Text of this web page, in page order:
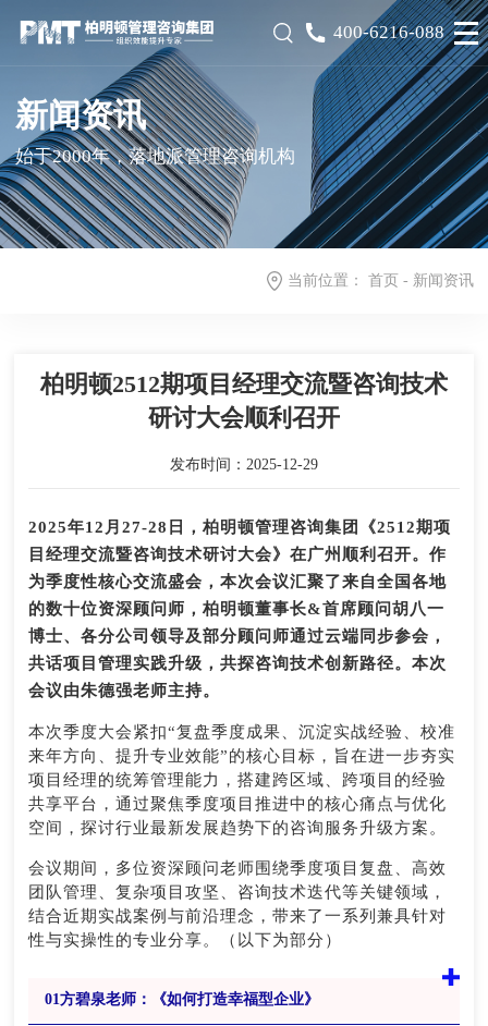
400-6216-088
新闻资讯
始于2000年，落地派管理咨询机构
当前位置： 首页- 新闻资讯
柏明顿2512期项目经理交流暨咨询技术
研讨大会顺利召开
发布时间：2025-12-29
2025年12月27-28日，柏明顿管理咨询集团
《2512期项
目经理交流暨咨询技术研讨大会》在广州顺利召开。作
为季度性核心交流盛会，本次会议汇聚了来自全国各地
的数十位资深顾问师，柏明顿董事长&首席顾问胡八一
博士、各分公司领导及部分顾问师通过云端同步参会，
共话项目管理实践升级，共探咨询技术创新路径。本次
会议由朱德强老师主持。
本次季度大会紧扣“复盘季度成果、沉淀实战经验、校准
来年方向、提升专业效能”的核心目标，旨在进一步夯实
项目经理的统筹管理能力，搭建跨区域、跨项目的经验
共享平台，通过聚焦季度项目推进中的核心痛点与优化
空间，探讨行业最新发展趋势下的咨询服务升级方案。
会议期间，多位资深顾问老师围绕季度项目复盘、高效
团队管理、复杂项目攻坚、咨询技术迭代等关键领域，
结合近期实战案例与前沿理念，带来了一系列兼具针对
性与实操性的专业分享。（以下为部分）
01方碧泉老师：《如何打造幸福型企业》